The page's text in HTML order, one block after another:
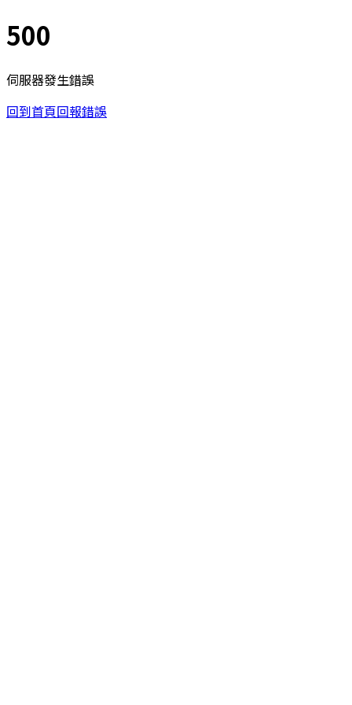
500
伺服器發生錯誤
回到首頁回報錯誤